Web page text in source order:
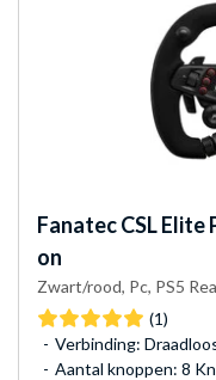
FanatecCSL Elite
on
Zwart/rood, Pc, PS5
(1)
Verbinding:
Aantal knoppen: 8